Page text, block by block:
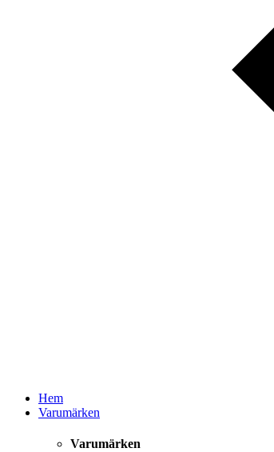
Hem
Varumärken
Varumärken